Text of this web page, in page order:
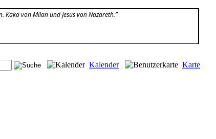
Kaka von Milan und Jesus von Nazareth.”
Kalender
Karte